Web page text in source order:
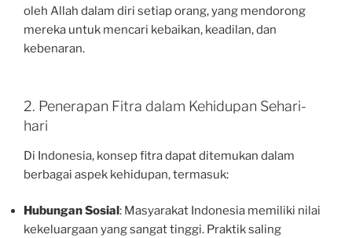
oleh Allah dalam diri setiap orang, yang mendorong
mereka untuk mencari kebaikan, keadilan, dan
kebenaran.
2. Penerapan Fitra dalam Kehidupan Sehari-
hari
Di Indonesia, konsep fitra dapat ditemukan dalam
berbagai aspek kehidupan, termasuk:
Hubungan Sosial: Masyarakat Indonesia memiliki nilai
kekeluargaan yang sangat tinggi. Praktik saling